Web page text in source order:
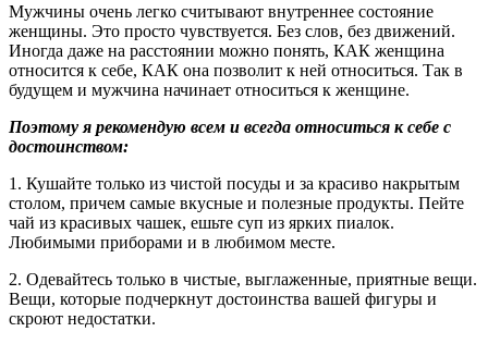
Мужчины очень легко считывают внутреннее состояние
женщины. Это просто чувствуется. Без слов, без движений.
Иногда даже на расстоянии можно понять, КАК женщина
относится к себе, КАК она позволит к ней относиться. Так в
будущем и мужчина начинает относиться к женщине.
Поэтому я рекомендую всем и всегда относиться к себе с
достоинством:
1. Кушайте только из чистой посуды и за красиво накрытым
столом, причем самые вкусные и полезные продукты. Пейте
чай из красивых чашек, ешьте суп из ярких пиалок.
Любимыми приборами и в любимом месте.
2. Одевайтесь только в чистые, выглаженные, приятные вещи.
Вещи, которые подчеркнут достоинства вашей фигуры и
скроют недостатки.